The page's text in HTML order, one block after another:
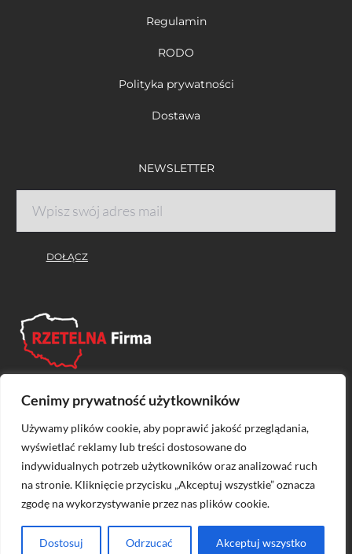
Cenimy prywatność użytkowników
Używamy plików cookie, aby poprawić jakość przeglądania,
wyświetlać reklamy lub treści dostosowane do
indywidualnych potrzeb użytkowników oraz analizować ruch
na stronie. Kliknięcie przycisku „Akceptuj wszystkie” oznacza
zgodę na wykorzystywanie przez nas plików cookie.
Dostosuj Odrzucać Akceptuj wszystko
Regulamin
RODO
Polityka prywatności
Dostawa
NEWSLETTER
DOŁĄCZ
B2design | biuro@b2meble.pl | 690 828 888 | 84-351
Nowa Wieś Lęborska, Darżkowo 2a
© 2024 b2design.pl All Rights Reserved. Deisgn by vinao.pl